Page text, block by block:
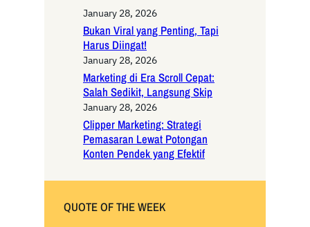
January 28, 2026
Bukan Viral yang Penting, Tapi
Harus Diingat!
January 28, 2026
Marketing di Era Scroll Cepat:
Salah Sedikit, Langsung Skip
January 28, 2026
Clipper Marketing: Strategi
Pemasaran Lewat Potongan
Konten Pendek yang Efektif
QUOTE OF THE WEEK